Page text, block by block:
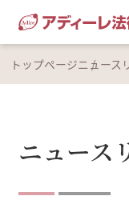
トップページニュース
ニュース